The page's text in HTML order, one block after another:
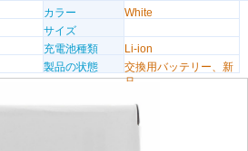
カラー
White
サイズ
充電池種類
Li-ion
製品の状態
交換用バッテリー、新
品